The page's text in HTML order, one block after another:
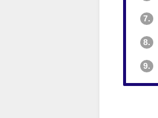
7.
8.
9.